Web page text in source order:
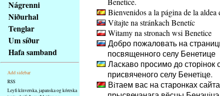
tomto
webu
základní
Hlavní
strana
Nágrenni
Niðurhal
Tenglar
Um síður
Hafa samband
Add sidebar
RSS
Leyfi kínverska, japanska og kóreska
Bienvenidos a la página de la aldea
Vítajte na stránkach Benetíc
Witamy na stronach wsi Benetice
Добро пожаловать на
посвященного селу Бенетице
Ласкаво просимо до сторінок
присвяченого селу Бенетiце.
Вiтаем вас на старонках